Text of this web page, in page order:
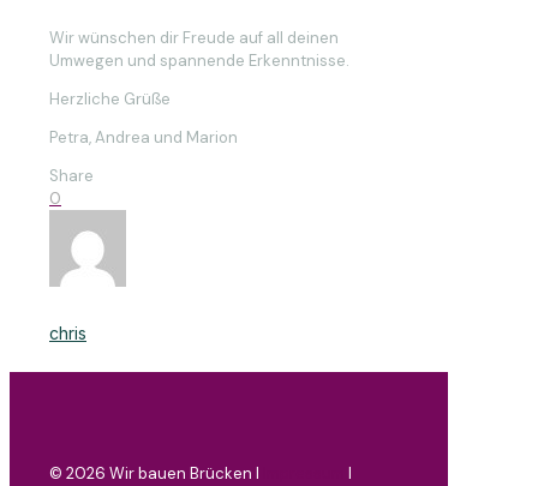
Wir wünschen dir Freude auf all deinen
Umwegen und spannende Erkenntnisse.
Herzliche Grüße
Petra, Andrea und Marion
Share
0
chris
© 2026 Wir bauen Brücken I I